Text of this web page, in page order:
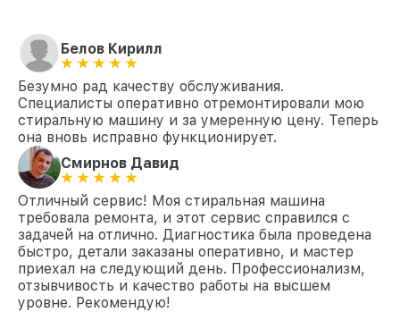
Белов Кирилл
Безумно рад качеству обслуживания.
Специалисты оперативно отремонтировали мою
стиральную машину и за умеренную цену. Теперь
она вновь исправно функционирует.
Смирнов Давид
Отличный сервис! Моя стиральная машина
требовала ремонта, и этот сервис справился с
задачей на отлично. Диагностика была проведена
быстро, детали заказаны оперативно, и мастер
приехал на следующий день. Профессионализм,
отзывчивость и качество работы на высшем
уровне. Рекомендую!